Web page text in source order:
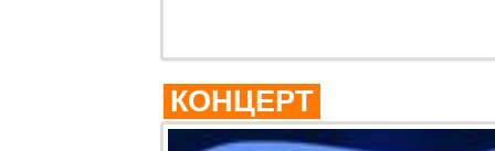
КОНЦЕРТ